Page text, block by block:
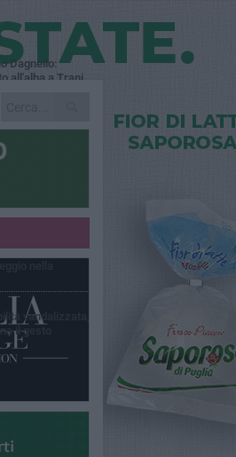
Dagnello:
all'alba a Trani
col
lo
Nasce il servizio
vandalizzata,
il gesto